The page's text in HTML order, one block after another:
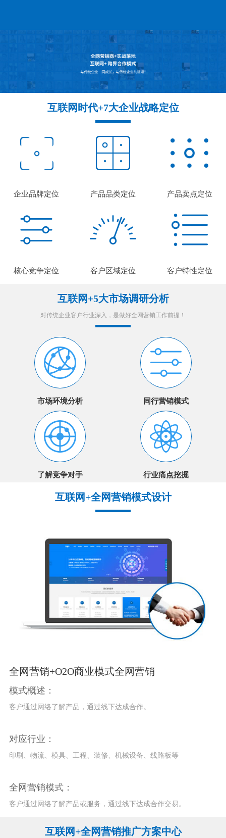
互联网时代+7大企业战略定位
企业品牌定位 产品品类定位 产品卖点定位
核心竞争定位 客户区域定位 客户特性定位
互联网+5大市场调研分析
对传统企业客户行业深入，是做好全网营销工作前提！
市场环境分析 同行营销模式
了解竞争对手 行业痛点挖掘
互联网+全网营销模式设计
全网营销+O2O商业模式全网营销
模式概述：
客户通过网络了解产品，通过线下达成合作。
对应行业：
印刷、物流、模具、工程、装修、机械设备、线路板等
全网营销模式：
客户通过网络了解产品或服务，通过线下达成合作交易。
互联网+全网营销推广方案中心